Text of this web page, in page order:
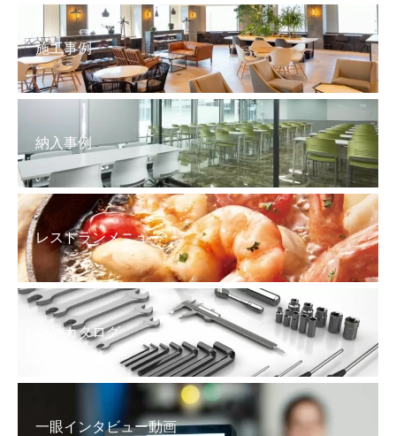
施工事例
納入事例
レストランメニュー
商品カタログ
一眼インタビュー動画